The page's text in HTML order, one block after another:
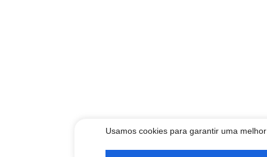
Usamos cookies para garantir uma